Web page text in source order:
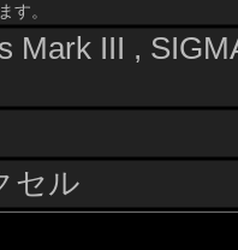
す。
Mark III ,
セル